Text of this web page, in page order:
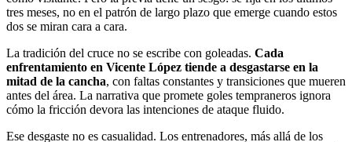
tres meses, no en el patrón de largo plazo que emerge cuando estos
dos se miran cara a cara.
La tradición del cruce no se escribe con goleadas. Cada
enfrentamiento en Vicente López tiende a desgastarse en la
mitad de la cancha, con faltas constantes y transiciones que mueren
antes del área. La narrativa que promete goles tempraneros ignora
cómo la fricción devora las intenciones de ataque fluido.
Ese desgaste no es casualidad. Los entrenadores, más allá de los